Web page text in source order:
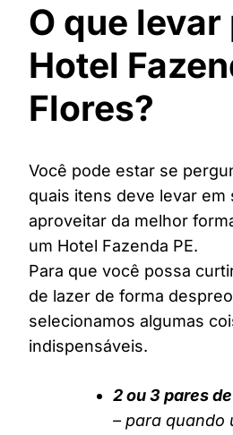
O que levar
Hotel
Flores?
Você pode estar se
quais itens deve levar em
aproveitar da melhor
um Hotel Fazenda PE.
Para que você possa
de lazer de forma
selecionamos algumas
indispensáveis.
2 ou 3 pares
– para quando